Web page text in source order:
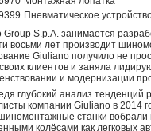
Пневматическое
Group S.p.A. занимается
восьми лет производит
Giuliano получило не
клиентов и заняла
и модернизации
глубокий анализ тенденций
компании Giuliano в 2014
станки вобрали
колёсами как легковых